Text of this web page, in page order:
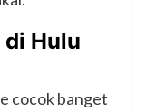
di Hulu
cocok banget